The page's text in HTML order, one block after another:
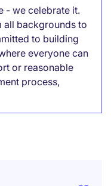
- we celebrate it.
all backgrounds to
to building
everyone can
or reasonable
process,